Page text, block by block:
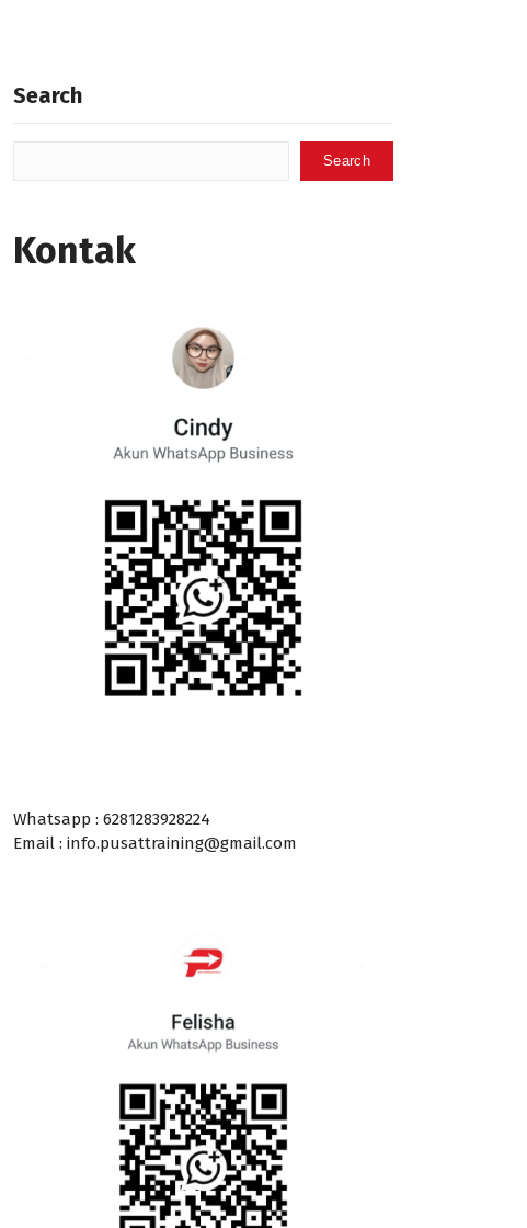
Search
Search
Kontak
Whatsapp : 6281283928224
Email : info.pusattraining@gmail.com